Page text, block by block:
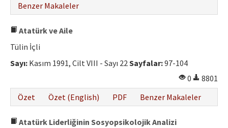
Benzer Makaleler
Atatürk ve Aile
Tülin İçli
Sayı: Kasım 1991, Cilt VIII - Sayı 22Sayfalar:97-104
0
8801
Özet
Özet (English) PDF Benzer Makaleler
Atatürk Liderliğinin Sosyopsikolojik Analizi